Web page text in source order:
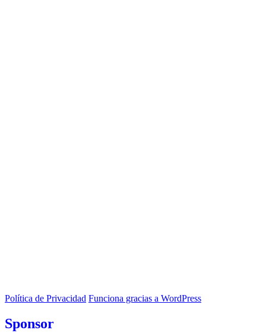
Política de Privacidad Funciona gracias a WordPress
Sponsor